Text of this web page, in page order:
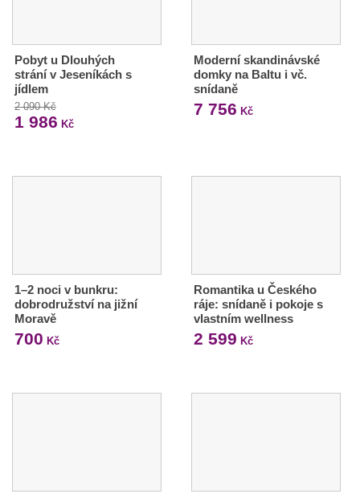
Pobyt u Dlouhých
strání v Jeseníkách s
jídlem
2 090 Kč
1 986 Kč
Moderní skandinávské
domky na Baltu i vč.
snídaně
7 756 Kč
1–2 noci v bunkru:
dobrodružství na jižní
Moravě
700 Kč
Romantika u Českého
ráje: snídaně i pokoje s
vlastním wellness
2 599 Kč